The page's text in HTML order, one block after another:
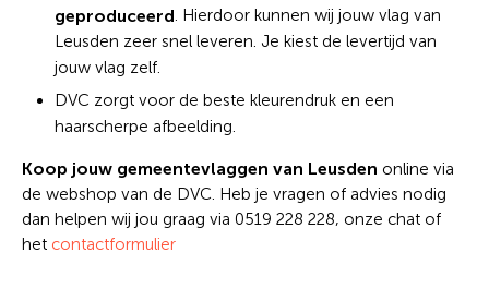
geproduceerd . Hierdoor kunnen wij jouw vlag van
Leusden zeer snel leveren. Je kiest de levertijd van
jouw vlag zelf.
DVC zorgt voor de beste kleurendruk en een
haarscherpe afbeelding.
Koop jouw gemeentevlaggen van Leusden online via
de webshop van de DVC. Heb je vragen of advies nodig
dan helpen wij jou graag via 0519 228 228, onze chat of
het contactformulier